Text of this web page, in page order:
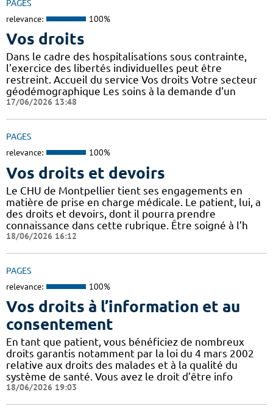
PAGES
relevance: 100%
Vos droits
Dans le cadre des hospitalisations sous contrainte,
l'exercice des libertés individuelles peut être
restreint. Accueil du service Vos droits Votre secteur
géodémographique Les soins à la demande d'un
17/06/2026 13:48
PAGES
relevance: 100%
Vos droits et devoirs
Le CHU de Montpellier tient ses engagements en
matière de prise en charge médicale. Le patient, lui, a
des droits et devoirs, dont il pourra prendre
connaissance dans cette rubrique. Être soigné à l’h
18/06/2026 16:12
PAGES
relevance: 100%
Vos droits à l’information et au
consentement
En tant que patient, vous bénéficiez de nombreux
droits garantis notamment par la loi du 4 mars 2002
relative aux droits des malades et à la qualité du
système de santé. Vous avez le droit d’être info
18/06/2026 19:03